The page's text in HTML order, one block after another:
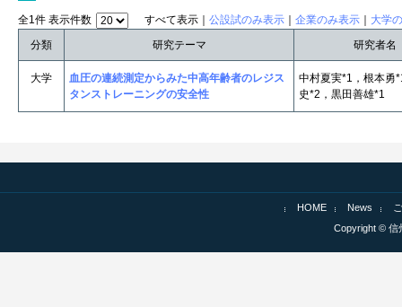
全1件 表示件数 すべて表示｜ 公設試のみ表示 企業のみ表示
大学
分類
研究テーマ 研究者名
大学
血圧の連続測定からみた中高年齢者のレジス
タンストレーニングの安全性
中村夏実*1，根本勇
史*2，黒田善雄*1
HOME News
Copyright © 信